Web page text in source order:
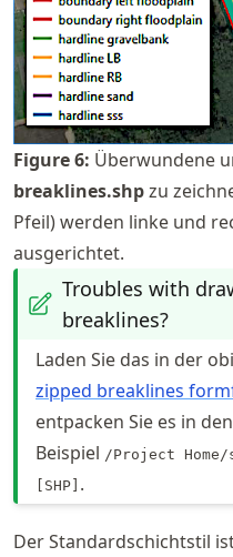
Figure6: Überwundene
breaklines.shpzu
Pfeil) werden linke und
ausgerichtet.
Troubles with
breaklines?
Laden Sie das in der
zipped breaklines
entpacken Sie es in
Beispiel /Project
[SHP] .
Der Standardschichtstil